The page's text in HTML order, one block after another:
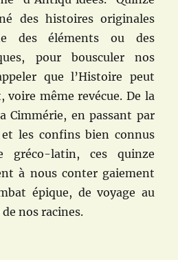
des histoires originales
des éléments ou des
pour bousculer nos
que l’Histoire peut
voire même revécue. De la
Cimmérie, en passant par
et les confins bien connus
gréco-latin, ces quinze
à nous conter gaiement
épique, de voyage au
nos racines.